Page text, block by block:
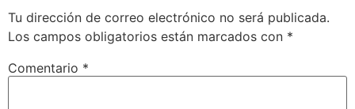
Tu dirección de correo electrónico no será publicada.
Los campos obligatorios están marcados con *
Comentario *